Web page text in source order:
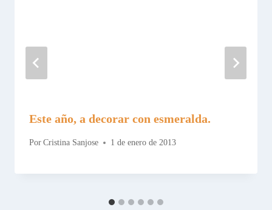
Este año, a decorar con esmeralda.
Por Cristina Sanjose 1 de enero de 2013